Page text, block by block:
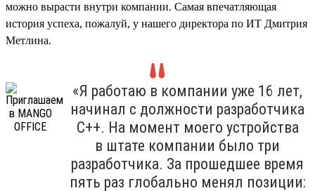
можно вырасти внутри компании. Самая впечатляющая
история успеха, пожалуй, у нашего директора по ИТ Дмитрия
Метлина.
«Я работаю в компании уже 16 лет,
начинал с должности разработчика
С++. На момент моего устройства
в штате компании было три
разработчика. За прошедшее время
пять раз глобально менял позиции: